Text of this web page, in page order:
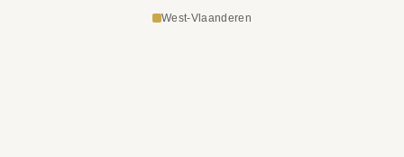
West-Vlaanderen